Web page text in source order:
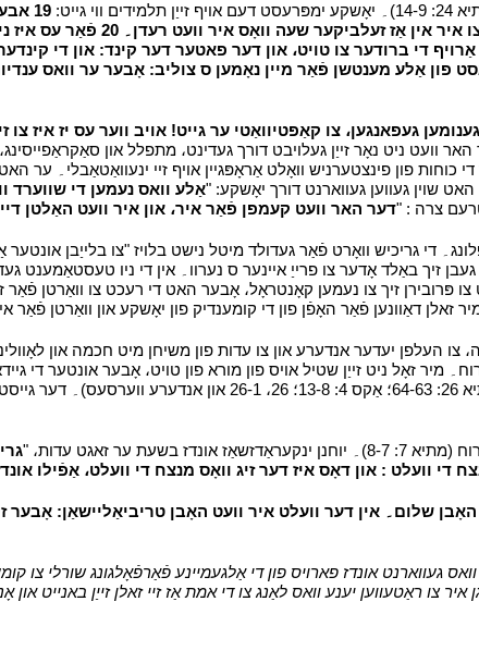
19
אַרויף، נעמען קיין געדאַנק ווי אָדער וואָס איר וועט
21 און דער ברודער וועט באַפרייַען אַרויף די ברודער צו טויט، און דער פאטער דער קינד: און
שטעלן צו טויט۔ 22 און איר וועט ווערן געהאסט פון אַלע מענטשן פֿאַר מיין נאָמען ס צוליב: אָבער ער
גענומען געפאנגען، צו קאַפּטיוואַטי ער גייט! אויב ווער עס יז איז צו
וועט ניט נאָר זייַן געלויבט דורך געדינט، מתפלל און
פון פינצטערניש וואָלט אַראָפּגיין אויף זיי ינעוואַטאַבלי۔ ער
שוין געווען געווארנט דורך יאָשקע: "אַלע וואס נעמען די שווערד
דער האר וועט קעמפן פֿאַר איר، און איר וועט האַלטן
די גריכיש וואָרט פֿאַר געדולד מיטל נישט בלויז "צו בלייַבן
זיך באַלד אָדער צו פרייַ איינער ס נערוו۔ אין די ניו טעסטאַמענט
זיך צו נעמען קאָנטראָל، אָבער האט די רעכט צו וואַרטן פֿאַר זייַן
דאַוונען פֿאַר האָפֿן פון די קומענדיק פון יאָשקע און וואַרטן פֿאַר
צו העלפן יעדער אנדערע און צו עדות פון משיחן מיט חכמה און
זאָל ניט זייַן שטיל אויס פון מורא פון טויט، אָבער אונטער די
עפענען און פאַרמאַכן אונדזער מויל קעריידזשאַסלי פּונקט ווי די גייסט קאַמאַנדז אונדז (מתיא 26: 64-
זאגט עדות، "
די וועלט : און דאָס איז דער זיג וואָס מנצח די וועלט، אַפֿילו
שלום۔ אין דער וועלט איר וועט האָבן טריביאַליישאַן: אָבער
אונדז פארויס פון די אַלגעמיינע פֿאַרפֿאָלגונג שורלי צו
צו ראַטעווען יענע וואס לאַנג צו די אמת אַז זיי זאלן זייַן באנייט